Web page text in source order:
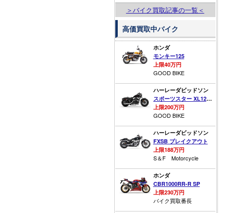
＞バイク買取記事の一覧＜
高価買取中バイク
ホンダ
モンキー125
上限40万円
GOOD BIKE
ハーレーダビッドソン
スポーツスター XL1200X フォーティーエイト
上限200万円
GOOD BIKE
ハーレーダビッドソン
FXSB ブレイクアウト
上限188万円
S＆F Motorcycle
ホンダ
CBR1000RR-R SP
上限230万円
バイク買取番長